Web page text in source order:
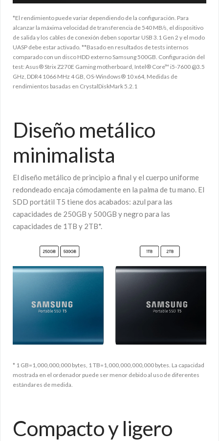
*El rendimiento puede variar dependiendo de la configuración. Para
alcanzar la máxima velocidad de transferencia de 540 MB/s, el dispositivo
de salida y los cables de conexión deben soportar USB 3.1 Gen 2 y el modo
UASP debe estar activado. **Basado en resultados de tests internos
comparado con un disco HDD externo Samsung 500GB. Configuración del
test: Asus® Strix Z270E Gaming motherboard, Intel® Core™ i5-7600 @3.5
GHz, DDR4 1066 MHz 4 GB, OS-Windows® 10 x64, Medidas de
rendimientos basadas en CrystalDiskMark 5.2.1
Diseño metálico
minimalista
El diseño metálico de principio a final y el cuerpo uniforme
redondeado encaja cómodamente en la palma de tu mano. El
SDD portátil T5 tiene dos acabados: azul para las
capacidades de 250GB y 500GB y negro para las
capacidades de 1TB y 2TB*.
* 1 GB=1,000,000,000 bytes, 1 TB=1,000,000,000,000 bytes. La capacidad
mostrada en el ordenador puede ser menor debido al uso de diferentes
estándares de medida.
Compacto y ligero